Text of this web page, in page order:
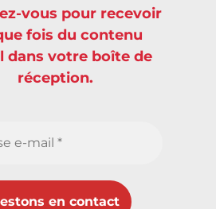
vous pour recevoir
fois du contenu
dans votre boîte de
réception.